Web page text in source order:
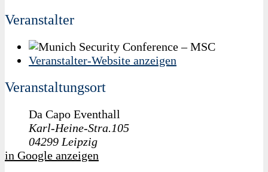
Veranstalter
Veranstalter-Website anzeigen
Veranstaltungsort
Da Capo Eventhall
Karl-Heine-Stra.105
04299 Leipzig
in Google anzeigen